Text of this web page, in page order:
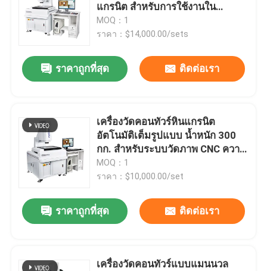
แกรนิต สําหรับการใช้งานใน
อุตสาหกรรม
MOQ：1
ราคา：$14,000.00/sets
ราคาถูกที่สุด ติดต่อเรา
เครื่องวัดคอนทัวร์หินแกรนิต
อัตโนมัติเต็มรูปแบบ น้ำหนัก 300
กก. สำหรับระบบวัดภาพ CNC ความ
แม่นยำสูง
MOQ：1
ราคา：$10,000.00/set
ราคาถูกที่สุด ติดต่อเรา
เครื่องวัดคอนทัวร์แบบแมนนวล